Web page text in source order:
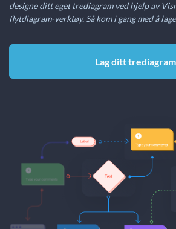
designe ditt eget trediagram ved hjelp av
flytdiagram-verktøy. Så kom i gang med å
Lag ditt trediagram